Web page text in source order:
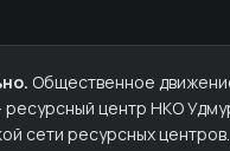
Общественное
ресурсный центр НКО
сети ресурсных центров.